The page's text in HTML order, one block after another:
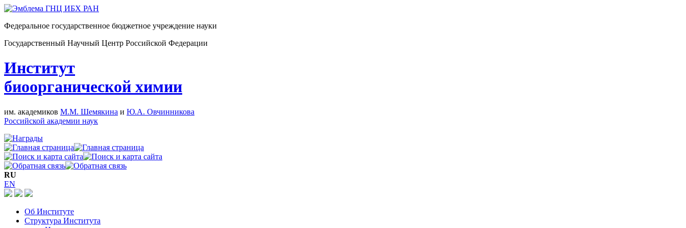
Федеральное государственное бюджетное учреждение науки
Государственный Научный Центр Российской Федерации
Институт
биоорганической химии
им. академиков М.М. Шемякина и Ю.А. Овчинникова
Российской академии наук
RU
EN
Об Институте
Структура Института